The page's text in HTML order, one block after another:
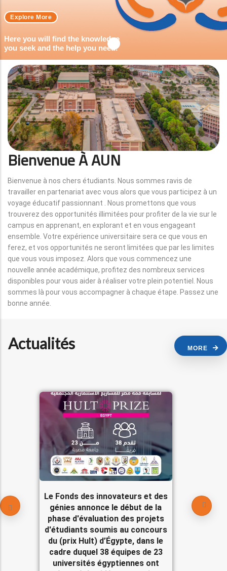
Here you will find the knowledge
you seek and the help you need.
Explore More
Bienvenue À AUN
Bienvenue à nos chers étudiants. Nous sommes ravis de
travailler en partenariat avec vous alors que vous participez à un
voyage éducatif passionnant . Nous promettons que vous
trouverez des opportunités illimitées pour profiter de la vie sur le
campus en apprenant, en explorant et en vous engageant
ensemble. Votre expérience universitaire sera ce que vous en
ferez, et vos opportunités ne seront limitées que par les limites
que vous vous imposez. Alors que vous commencez une
nouvelle année académique, profitez des nombreux services
disponibles pour vous aider à réaliser votre plein potentiel. Nous
sommes là pour vous accompagner à chaque étape. Passez une
bonne année.
Actualités MORE
Le Fonds des innovateurs et des
génies annonce le début de la
phase d'évaluation des projets
d'étudiants soumis au concours
du (prix Hult) d’Égypte, dans le
cadre duquel 38 équipes de 23
universités égyptiennes ont